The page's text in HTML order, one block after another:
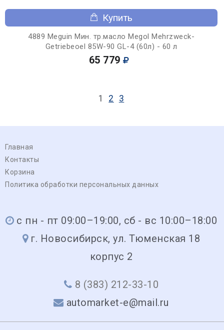
Купить
4889 Meguin Мин. тр.масло Megol Mehrzweck-
Getriebeoel 85W-90 GL-4 (60л) - 60 л
65 779
1 2 3
Главная
Контакты
Корзина
Политика обработки персональных данных
с пн - пт 09:00–19:00, сб - вс 10:00–18:00
г. Новосибирск, ул. Тюменская 18
корпус 2
8 (383) 212-33-10
automarket-e@mail.ru